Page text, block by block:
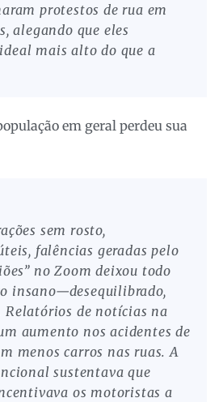
protestos de rua em
alegando que eles
mais alto do que a
em geral perdeu sua
sem rosto,
falências geradas pelo
no Zoom deixou todo
insano—desequilibrado,
Relatórios de notícias na
aumento nos acidentes de
menos carros nas ruas. A
sustentava que
os motoristas a